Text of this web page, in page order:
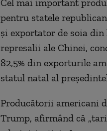
Cel mai important
pentru statele
și exportator de soia din
represalii ale Chinei,
82,5% din exporturile
statul natal al
Producătorii americani
Trump, afirmând că